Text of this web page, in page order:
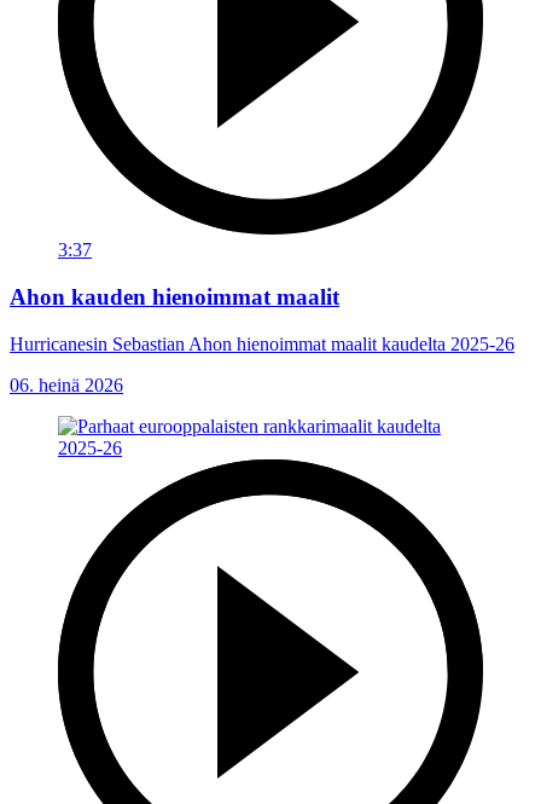
3:37
Ahon kauden hienoimmat maalit
Hurricanesin Sebastian Ahon hienoimmat maalit kaudelta 2025-26
06. heinä 2026